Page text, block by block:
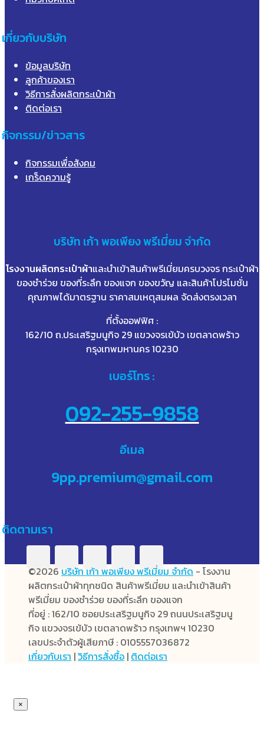
เกี่ยวกับบริษัท
ข้อมูลบริษัท
ลูกค้าของเรา
วิธีการสั่งผลิตกระเป๋าผ้า
ติดต่อเรา
กิจกรรม/ข่าวสาร
กิจกรรมเพื่อสังคม
เกร็ดความรู้
บริษัท เก้าพอเพียง พรีเมี่ยม จำกัด
โรงงานผลิตกระเป๋าผ้าและนำเข้าสินค้าพรีเมี่ยมครบวงจร กระเป๋าผ้า
ของชำร่วย ของที่ระลึก ของแจก ของขวัญ และสินค้าโปรโมชั่น
คุณภาพได้มาตรฐาน ราคาสมเหตุสมผล จัดส่งตรงเวลา
ที่ตั้งออฟฟิศ :
162/10 ถ.ประเสริฐมนูกิจ 29 แขวงจรเข้บัว เขตลาดพร้าว
กรุงเทพมหานคร 10230
เบอร์โทร :
092-255-9858
อีเมล
9pp.premium@gmail.com
ติดตามเรา
©2026 บริษัท เก้า พอเพียง พรีเมี่ยม จำกัด - โรงงาน
ผลิตกระเป๋าผ้าทุกชนิด สินค้าพรีเมี่ยม และนำเข้าสินค้า
พรีเมี่ยม ของชำร่วย ของที่ระลึก ของแจก
ที่อยู่ : 162/10 ซอยประเสริฐมนูกิจ 29 ถนนประเสริฐมนู
กิจ แขวงจรเข้บัว เขตลาดพร้าว กรุงเทพฯ 10230
เลขประจำตัวผู้เสียภาษี : 0105557036872
เกี่ยวกับเรา |วิธีการสั่งซื้อ | ติดต่อเรา
×